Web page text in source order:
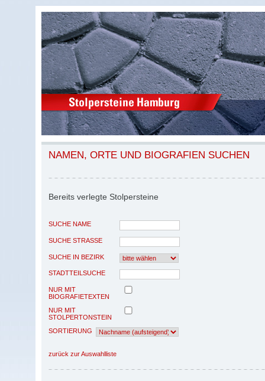
NAMEN, ORTE UND BIOGRAFIEN SUCHEN
Bereits verlegte Stolpersteine
SUCHE NAME
SUCHE STRASSE
SUCHE IN BEZIRK
STADTTEILSUCHE
NUR MIT
BIOGRAFIETEXTEN
NUR MIT
STOLPERTONSTEIN
SORTIERUNG
zurück zur Auswahlliste